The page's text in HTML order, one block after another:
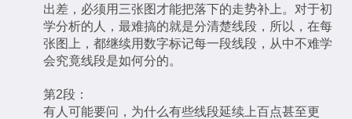
出差，必须用三张图才能把落下的走势补上。对于初
学分析的人，最难搞的就是分清楚线段，所以，在每
张图上，都继续用数字标记每一段线段，从中不难学
会究竟线段是如何分的。
第2段：
有人可能要问，为什么有些线段延续上百点甚至更